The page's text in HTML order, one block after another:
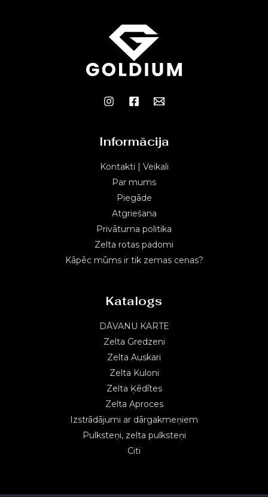
Informācija
Kontakti | Veikali
Par mums
Piegāde
Atgriešana
Privātuma politika
Zelta rotas padomi
Kāpēc mūms ir tik zemas cenas?
Katalogs
DĀVANU KARTE
Zelta Gredzeni
Zelta Auskari
Zelta Kuloni
Zelta Ķēdītes
Zelta Aproces
Izstrādājumi ar dārgakmeņiem
Pulksteņi, zelta pulksteņi
Citi